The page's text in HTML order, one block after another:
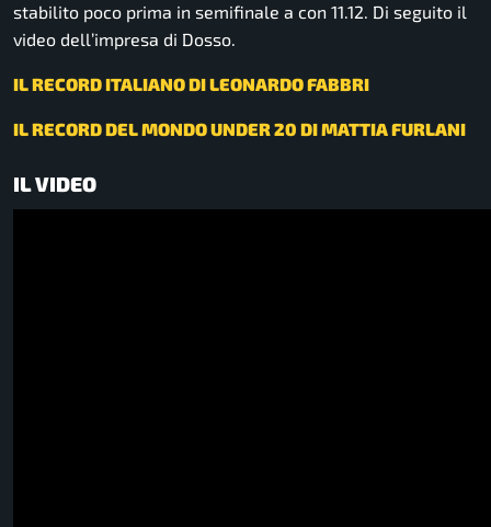
stabilito poco prima in semifinale a con 11.12. Di seguito il
video dell’impresa di Dosso.
IL RECORD ITALIANO DI LEONARDO FABBRI
IL RECORD DEL MONDO UNDER 20 DI MATTIA FURLANI
IL VIDEO